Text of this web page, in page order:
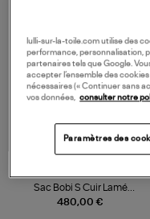
480,00 €
JEROME DREYFUSS
Sac Bobi S Cuir Lamé
Champagne
lulli-sur-la-toile.com utilise des
performance, personnalisation,
partenaires tels que Google.
accepter l’ensemble des
nécessaires (« Continuer sans
vos données, consulter notre
Paramètres des